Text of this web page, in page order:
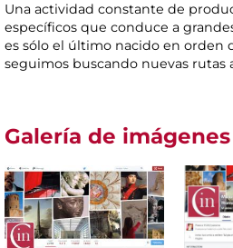
Una actividad constante de
específicos que conduce a
es sólo el último nacido en orden
seguimos buscando nuevas rutas
Galería de imágenes